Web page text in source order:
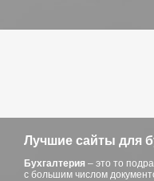
Лучшие сайты для
Бухгалтерия – это то
с большим числом